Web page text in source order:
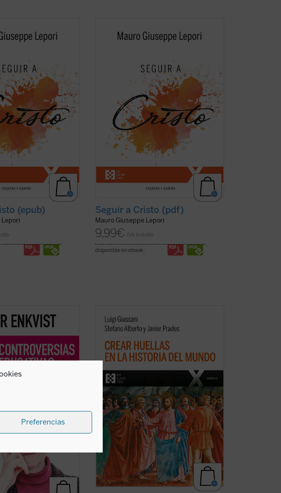
Preferencias
curso de
que pueda enseñar
en este volumen
que el P. Mauro
el ...(ver ficha)
(epub)
Lepori
No existe universidad, curso de
formación, estudio, que pueda enseñar
meditaciones recogidas en este volumen
son breves enseñanzas que el P. Mauro
Lepori ofrece, en el ...(ver ficha)
Seguir a Cristo (pdf)
Mauro Giuseppe Lepori
9,99€ IVA incluido
disponible en ebook:
sueca Inger Enkvist
R. Sanmartín
larga e intensa
cuestiones más
en el terreno de la
...
La clave de bóveda del presente libro es
el descubrimiento del sentido profundo
imprevisto e imprevisible: el anuncio de
que el Misterio se ha hecho hombre en
es ...(ver ficha)